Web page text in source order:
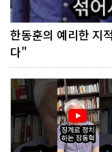
한동훈의 예리한 지
다"